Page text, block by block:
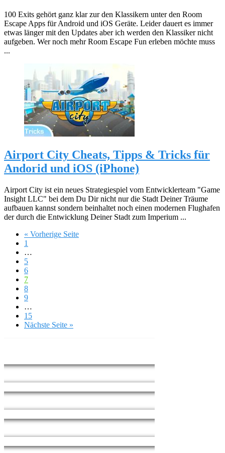
100 Exits gehört ganz klar zur den Klassikern unter den Room
Escape Apps für Android und iOS Geräte. Leider dauert es immer
etwas länger mit den Updates aber ich werden den Klassiker nicht
aufgeben. Wer noch mehr Room Escape Fun erleben möchte muss
...
Airport City Cheats, Tipps & Tricks für
Andorid und iOS (iPhone)
Airport City ist ein neues Strategiespiel vom Entwicklerteam "Game
Insight LLC" bei dem Du Dir nicht nur die Stadt Deiner Träume
aufbauen kannst sondern beinhaltet noch einen modernen Flughafen
der durch die Entwicklung Deiner Stadt zum Imperium ...
« Vorherige Seite
1
…
5
6
7
8
9
…
15
Nächste Seite »